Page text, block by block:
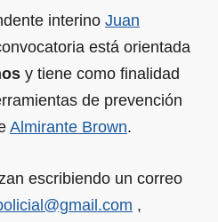
interino Juan
está orientada
y tiene como finalidad
de prevención
Almirante Brown.
escribiendo un correo
,